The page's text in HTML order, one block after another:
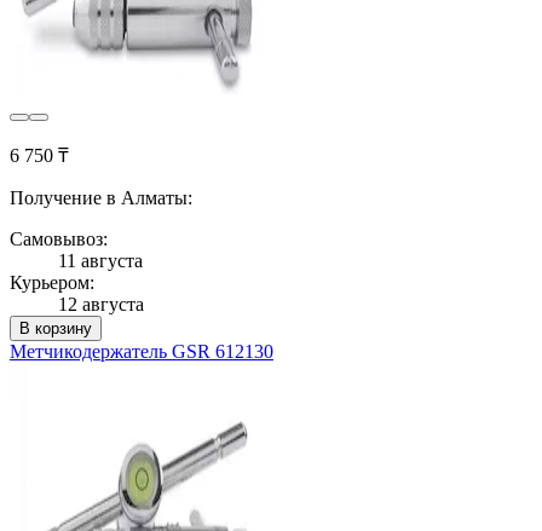
6 750 ₸
Получение в Алматы:
Самовывоз:
11 августа
Курьером:
12 августа
В корзину
Метчикодержатель GSR 612130